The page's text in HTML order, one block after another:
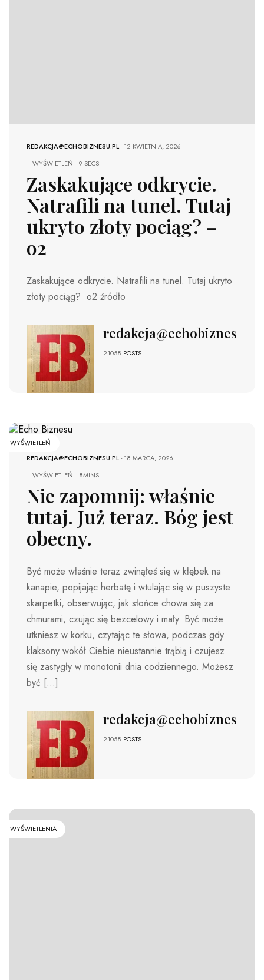
REDAKCJA@ECHOBIZNESU.PL-12 KWIETNIA, 2026
WYŚWIETLEŃ
9 SECS
Zaskakujące odkrycie.
Natrafili na tunel. Tutaj
ukryto złoty pociąg? –
o2
Zaskakujące odkrycie. Natrafili na tunel. Tutaj ukryto
złoty pociąg? o2 źródło
redakcja@echobiznesu.pl
21058 POSTS
WYŚWIETLEŃ
REDAKCJA@ECHOBIZNESU.PL-18 MARCA, 2026
WYŚWIETLEŃ
8MINS
Nie zapomnij: właśnie
tutaj. Już teraz. Bóg jest
obecny.
Być może właśnie teraz zwinąłeś się w kłębek na
kanapie, popijając herbatę i wtulając się w puszyste
skarpetki, obserwując, jak słońce chowa się za
chmurami, czując się bezcelowy i mały. Być może
utkniesz w korku, czytając te słowa, podczas gdy
klaksony wokół Ciebie nieustannie trąbią i czujesz
się zastygły w monotonii dnia codziennego. Możesz
być […]
redakcja@echobiznesu.pl
21058 POSTS
WYŚWIETLENIA